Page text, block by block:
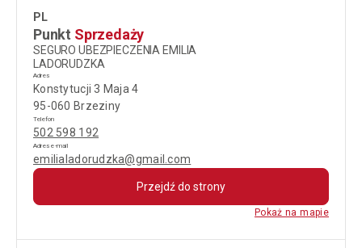
PL
Punkt Sprzedaży
SEGURO UBEZPIECZENIA EMILIA
LADORUDZKA
Adres
Konstytucji 3 Maja 4
95-060 Brzeziny
Telefon
502 598 192
Adres e-mail
emilialadorudzka@gmail.com
Przejdź do strony
Pokaż na mapie